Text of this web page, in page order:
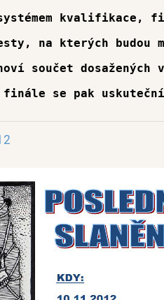
systémem
na kterých budou
součet dosažených
se pak